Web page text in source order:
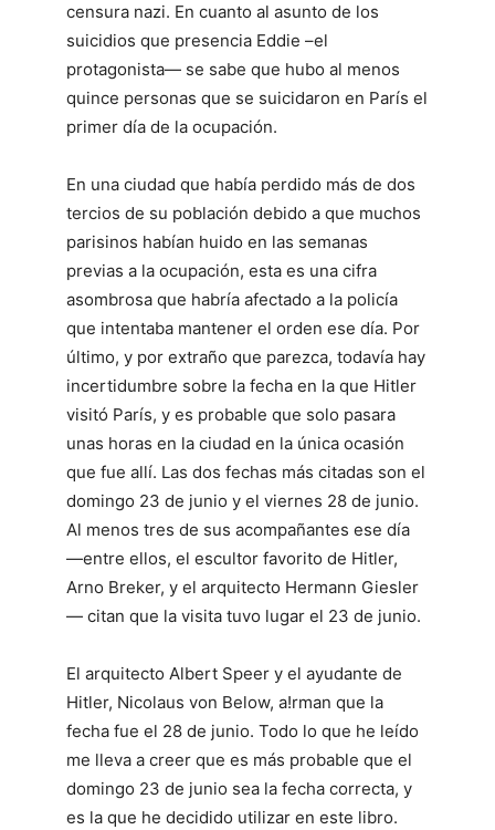
censura nazi. En cuanto al asunto de los
suicidios que presencia Eddie –el
protagonista— se sabe que hubo al menos
quince personas que se suicidaron en París el
primer día de la ocupación.
En una ciudad que había perdido más de dos
tercios de su población debido a que muchos
parisinos habían huido en las semanas
previas a la ocupación, esta es una cifra
asombrosa que habría afectado a la policía
que intentaba mantener el orden ese día. Por
último, y por extraño que parezca, todavía hay
incertidumbre sobre la fecha en la que Hitler
visitó París, y es probable que solo pasara
unas horas en la ciudad en la única ocasión
que fue allí. Las dos fechas más citadas son el
domingo 23 de junio y el viernes 28 de junio.
Al menos tres de sus acompañantes ese día
—entre ellos, el escultor favorito de Hitler,
Arno Breker, y el arquitecto Hermann Giesler
— citan que la visita tuvo lugar el 23 de junio.
El arquitecto Albert Speer y el ayudante de
Hitler, Nicolaus von Below, a!rman que la
fecha fue el 28 de junio. Todo lo que he leído
me lleva a creer que es más probable que el
domingo 23 de junio sea la fecha correcta, y
es la que he decidido utilizar en este libro.